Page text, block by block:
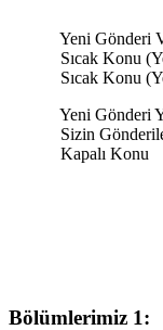
Yeni Gönderi
Sıcak Konu
Sıcak Konu
Yeni Gönderi
Sizin
Kapalı Konu
Bölümlerimiz 1: